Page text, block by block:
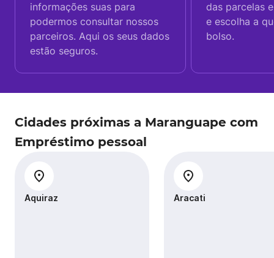
informações suas para
podermos consultar nossos
parceiros. Aqui os seus dados
estão seguros.
das parcelas
e escolha a
bolso.
Cidades próximas a Maranguape com
Empréstimo pessoal
Aquiraz Aracati